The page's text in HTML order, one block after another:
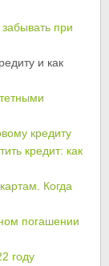
при
и как
кредиту
кредит: как
Когда
погашении
году